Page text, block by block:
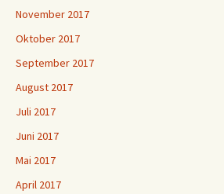
November 2017
Oktober 2017
September 2017
August 2017
Juli 2017
Juni 2017
Mai 2017
April 2017